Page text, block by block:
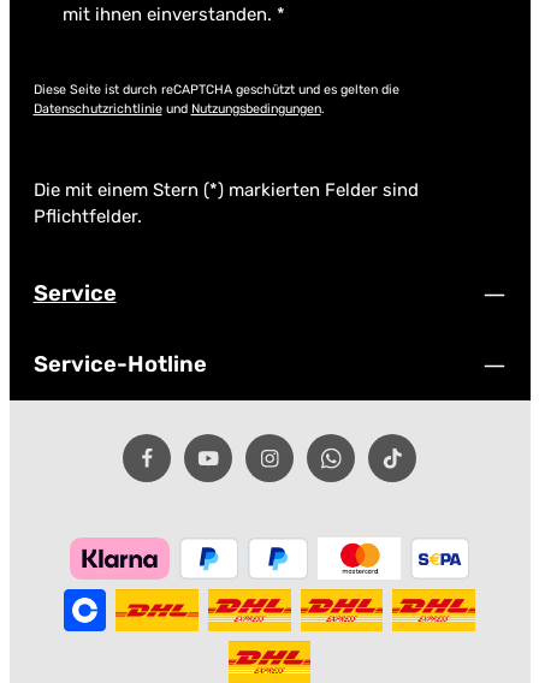
mit ihnen einverstanden. *
Diese Seite ist durch reCAPTCHA geschützt und es gelten die
Datenschutzrichtlinieund Nutzungsbedingungen.
Die mit einem Stern (*) markierten Felder sind
Pflichtfelder.
Service
Service-Hotline